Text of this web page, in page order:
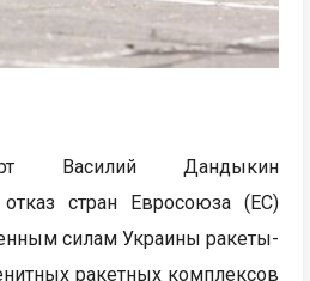
Василий Дандыкин
стран Евросоюза (ЕС)
силам Украины ракеты-
ракетных комплексов